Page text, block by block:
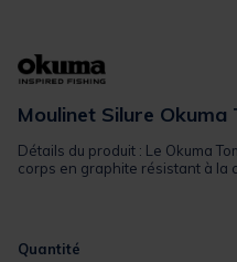
Moulinet Silure
Détails du produit : Le Okuma
corps en graphite résistant à la
Quantité